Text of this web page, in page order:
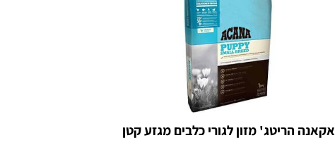
אקאנה הריטג' מזון לגורי כלבים מגזע קטן